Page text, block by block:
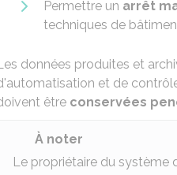
Permettre un arrêt
techniques de
données produites et
et de
être conservées
À noter
Le propriétaire du